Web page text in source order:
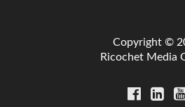
Copyright ©
Ricochet Media